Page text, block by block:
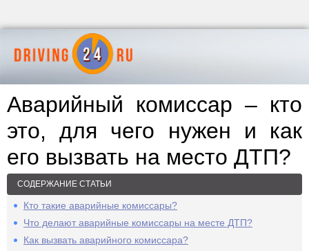
Аварийный комиссар – кто
это, для чего нужен и как
его вызвать на место ДТП?
СОДЕРЖАНИЕ СТАТЬИ
Кто такие аварийные комиссары?
Что делают аварийные комиссары на месте ДТП?
Как вызвать аварийного комиссара?